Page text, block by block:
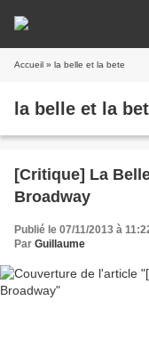
Accueil » la belle et la bete
la belle et la
[Critique] La
Broadway
Publié le 07/11/2013 à
Par Guillaume